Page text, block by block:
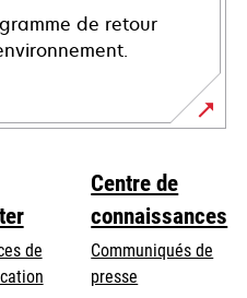
de retour
de
Centre de
connaissances
Communiqués de
presse